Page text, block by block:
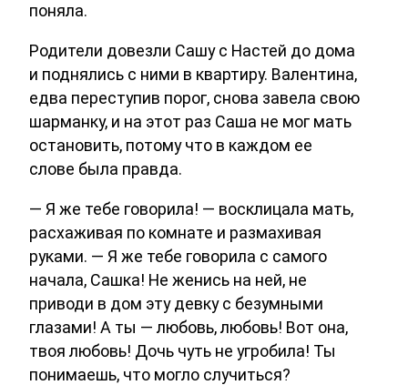
поняла.
Родители довезли Сашу с Настей до дома
и поднялись с ними в квартиру. Валентина,
едва переступив порог, снова завела свою
шарманку, и на этот раз Саша не мог мать
остановить, потому что в каждом ее
слове была правда.
— Я же тебе говорила! — восклицала мать,
расхаживая по комнате и размахивая
руками. — Я же тебе говорила с самого
начала, Сашка! Не женись на ней, не
приводи в дом эту девку с безумными
глазами! А ты — любовь, любовь! Вот она,
твоя любовь! Дочь чуть не угробила! Ты
понимаешь, что могло случиться?